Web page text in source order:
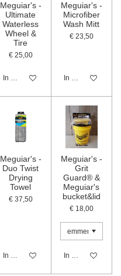
Meguiar's -
Ultimate
Waterless
Wheel &
Tire
€ 25,00
In winkelwagen
Meguiar's -
Microfiber
Wash Mitt
€ 23,50
In winkelwagen
Meguiar's -
Duo Twist
Drying
Towel
€ 37,50
In winkelwagen
Meguiar's -
Grit
Guard® &
Meguiar's
bucket&lid
€ 18,00
In winkelwagen